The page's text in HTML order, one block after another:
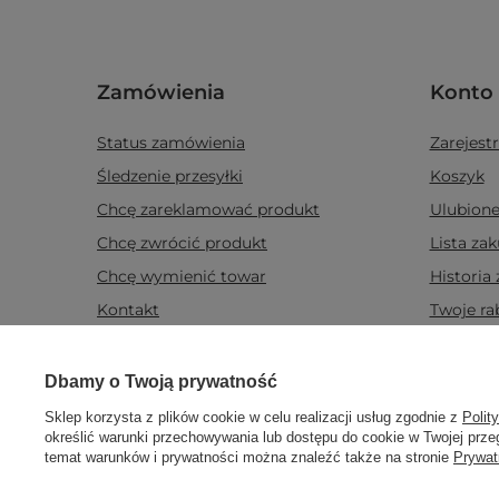
Zamówienia
Status zamówienia
Śledzenie przesyłki
Chcę zareklamować produkt
Chcę zwrócić produkt
Chcę wymienić towar
Kontakt
Konto
Koszyk
Ulubione
Lista
Historia
Twoje
Informacje
Prawdziwe
opinie klientów
Dbamy o Twoją prywatność
Sklep korzysta z plików cookie w celu realizacji usług zgodnie z
określić warunki przechowywania lub dostępu do cookie w Twojej
temat warunków i prywatności można znaleźć także na stronie